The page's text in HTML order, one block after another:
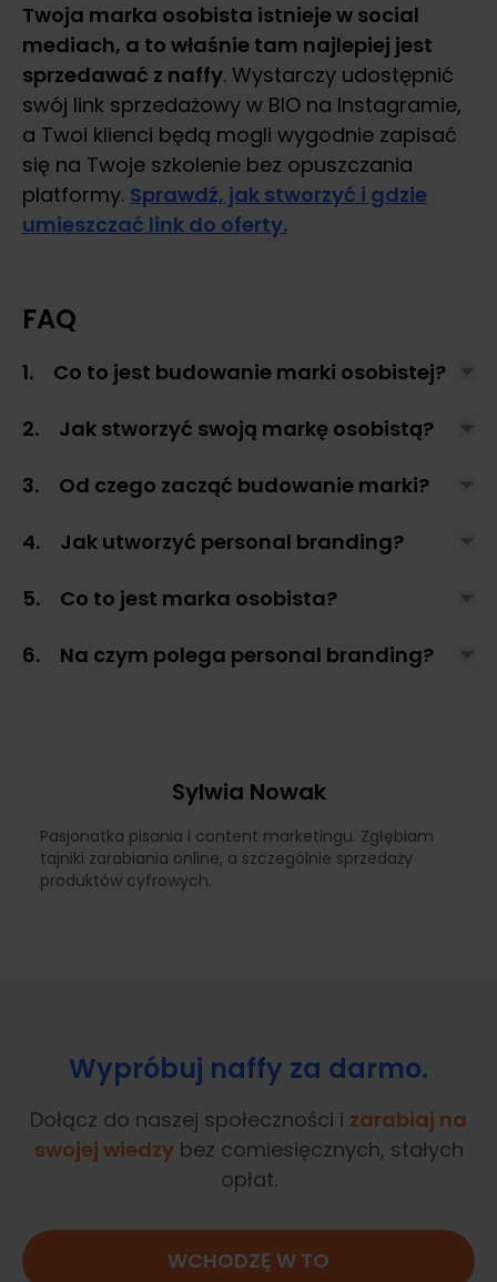
Twoja marka osobista istnieje w social
mediach, a to właśnie tam najlepiej jest
sprzedawać z naffy. Wystarczy udostępnić
swój link sprzedażowy w BIO na Instagramie,
a Twoi klienci będą mogli wygodnie zapisać
się na Twoje szkolenie bez opuszczania
platformy. Sprawdź, jak stworzyć i gdzie
umieszczać link do oferty.
FAQ
1. Co to jest budowanie marki osobistej?
2. Jak stworzyć swoją markę osobistą?
3. Od czego zacząć budowanie marki?
4. Jak utworzyć personal branding?
5. Co to jest marka osobista?
6. Na czym polega personal branding?
Sylwia Nowak
Pasjonatka pisania i content marketingu. Zgłębiam
tajniki zarabiania online, a szczególnie sprzedaży
produktów cyfrowych.
Wypróbuj naffy za darmo.
Dołącz do naszej społeczności i zarabiaj na
swojej wiedzybez comiesięcznych, stałych
opłat.
WCHODZĘ W TO